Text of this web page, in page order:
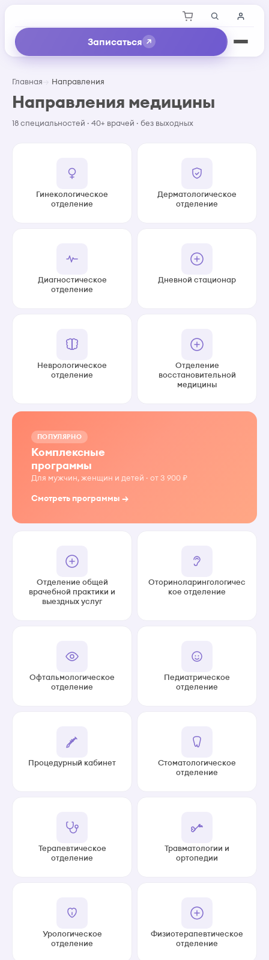
Записаться
Главная Направления
Направления медицины
18 специальностей · 40+ врачей · без выходных
Гинекологическое
отделение
Дерматологическое
отделение
Диагностическое
отделение
Дневной стационар
Неврологическое
отделение
Отделение
восстановительной
медицины
ПОПУЛЯРНО
Комплексные
программы
Для мужчин, женщин и детей · от 3 900 ₽
Смотреть программы →
Отделение общей
врачебной практики и
выездных услуг
Оториноларингологичес
кое отделение
Офтальмологическое
отделение
Педиатрическое
отделение
Процедурный кабинет
Стоматологическое
отделение
Терапевтическое
отделение
Травматологии и
ортопедии
Урологическое
отделение
Физиотерапевтическое
отделение